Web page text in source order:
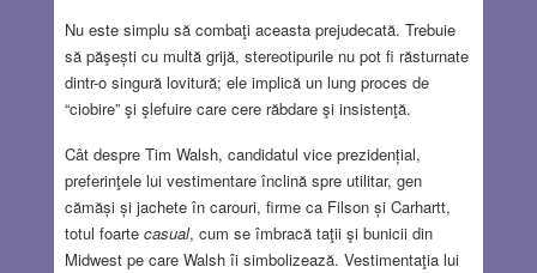
Nu este simplu să combaţi aceasta prejudecată. Trebuie
să păşești cu multă grijă, stereotipurile nu pot fi răsturnate
dintr-o singură lovitură; ele implică un lung proces de
“ciobire” şi şlefuire care cere răbdare şi insistenţă.
Cât despre Tim Walsh, candidatul vice prezidențial,
preferinţele lui vestimentare înclină spre utilitar, gen
cămăși și jachete în carouri, firme ca Filson și Carhartt,
totul foarte casual, cum se îmbracă taţii şi bunicii din
Midwest pe care Walsh îi simbolizează. Vestimentaţia lui